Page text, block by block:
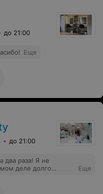
до 21:00
Еще
до 21:00
раза! Я не
деле долго
первого
появилась
Еще